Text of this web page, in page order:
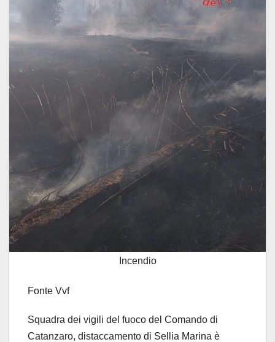
Incendio
Fonte Vvf
Squadra dei vigili del fuoco del Comando di
Catanzaro, distaccamento di Sellia Marina è